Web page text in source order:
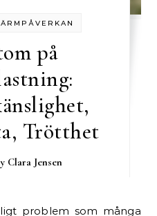
på
Trötthet
Clara Jensen